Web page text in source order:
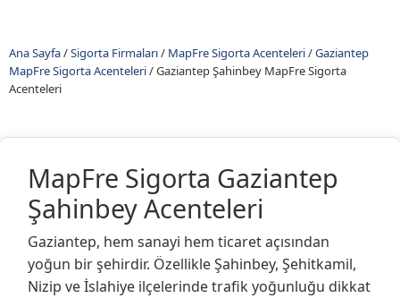
Ana Sayfa/Sigorta Firmaları/ MapFre Sigorta Acenteleri/Gaziantep
MapFre Sigorta Acenteleri/Gaziantep Şahinbey MapFre Sigorta
Acenteleri
MapFre Sigorta Gaziantep
Şahinbey Acenteleri
Gaziantep, hem sanayi hem ticaret açısından
yoğun bir şehirdir. Özellikle Şahinbey, Şehitkamil,
Nizip ve İslahiye ilçelerinde trafik yoğunluğu dikkat